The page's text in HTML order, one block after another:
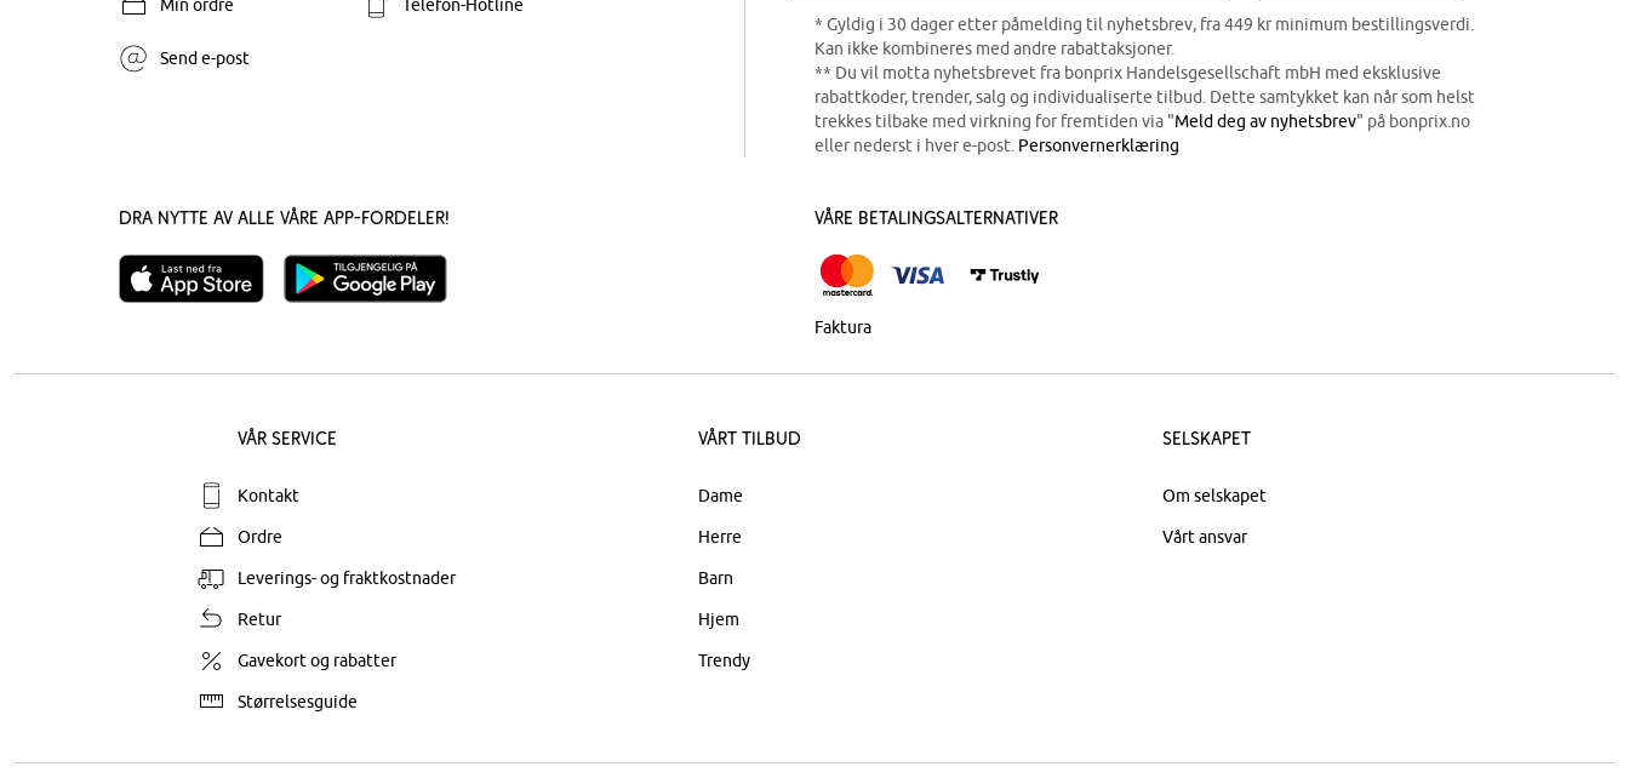
Min ordre Telefon-Hotline
Send e-post
* Gyldig i 30 dager etter påmelding til nyhetsbrev, fra 449 kr minimum bestillingsverdi.
Kan ikke kombineres med andre rabattaksjoner.
** Du vil motta nyhetsbrevet fra bonprix Handelsgesellschaft mbH med eksklusive
rabattkoder, trender, salg og individualiserte tilbud. Dette samtykket kan når som helst
trekkes tilbake med virkning for fremtiden via "Meld deg av nyhetsbrev" på bonprix.no
eller nederst i hver e-post. Personvernerklæring
Dra nytte av alle våre app-fordeler! Våre betalingsalternativer
Faktura
Vår service
Kontakt
Ordre
Leverings- og fraktkostnader
Retur
Gavekort og rabatter
Størrelsesguide
Vårt tilbud
Dame
Herre
Barn
Hjem
Trendy
Selskapet
Om selskapet
Vårt ansvar